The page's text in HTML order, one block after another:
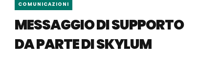
COMUNICAZIONI
MESSAGGIO DI SUPPORTO
DA PARTE DI SKYLUM